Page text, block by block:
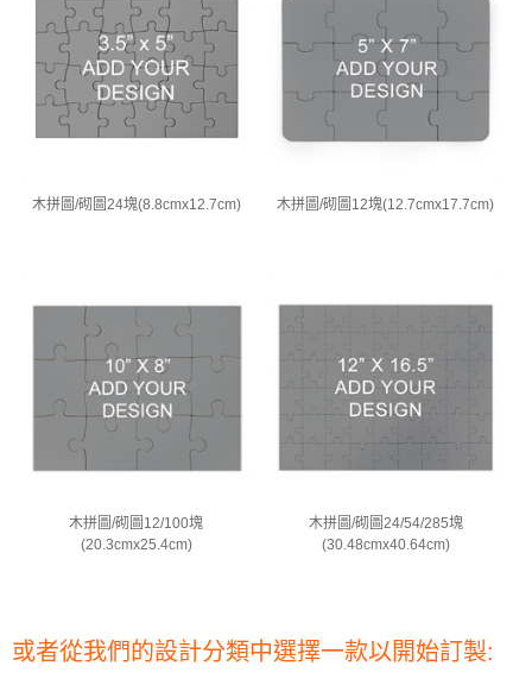
木拼圖/砌圖24塊(8.8cmx12.7cm) 木拼圖/砌圖12塊(12.7cmx17.7cm)
木拼圖/砌圖12/100塊
(20.3cmx25.4cm)
木拼圖/砌圖24/54/285塊
(30.48cmx40.64cm)
或者從我們的設計分類中選擇一款以開始訂製: